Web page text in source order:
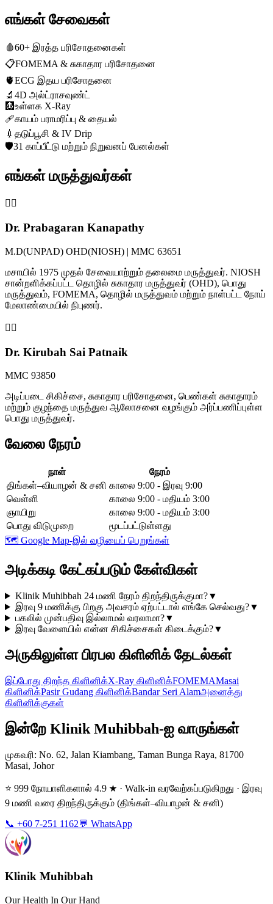
எங்கள் சேவைகள்
🩸60+ இரத்த பரிசோதனைகள்
📋FOMEMA & சுகாதார பரிசோதனை
🫀ECG இதய பரிசோதனை
🔬 4D அல்ட்ராசவுண்ட்
🩻உள்ளக X-Ray
🩹காயம் பராமரிப்பு & தையல்
💉 தடுப்பூசி & IV Drip
🛡️31 காப்பீட்டு மற்றும் நிறுவனப் பேனல்கள்
எங்கள் மருத்துவர்கள்
👨‍⚕️
Dr. Prabagaran Kanapathy
M.D(UNPAD) OHD(NIOSH) | MMC 63651
மசாயில் 1975 முதல் சேவையாற்றும் தலைமை மருத்துவர். NIOSH
சான்றளிக்கப்பட்ட தொழில் சுகாதார மருத்துவர் (OHD), பொது
மருத்துவம், FOMEMA, தொழில் மருத்துவம் மற்றும் நாள்பட்ட நோய்
மேலாண்மையில் நிபுணர்.
👩‍⚕️
Dr. Kirubah Sai Patnaik
MMC 93850
அடிப்படை சிகிச்சை, சுகாதார பரிசோதனை, பெண்கள் சுகாதாரம்
மற்றும் குழந்தை மருத்துவ ஆலோசனை வழங்கும் அர்ப்பணிப்புள்ள
பொது மருத்துவர்.
வேலை நேரம்
நாள்
நேரம்
திங்கள்–வியாழன் & சனி காலை 9:00 - இரவு 9:00
வெள்ளி
காலை 9:00 - மதியம் 3:00
ஞாயிறு
காலை 9:00 - மதியம் 3:00
பொது விடுமுறை
மூடப்பட்டுள்ளது
🗺️ Google Map-இல் வழியைப் பெறுங்கள்
அடிக்கடி கேட்கப்படும் கேள்விகள்
Klinik Muhibbah 24 மணி நேரம் திறந்திருக்குமா?▼
இரவு 9 மணிக்கு பிறகு அவசரம் ஏற்பட்டால் எங்கே செல்வது?▼
பகலில் முன்பதிவு இல்லாமல் வரலாமா?▼
இரவு வேளையில் என்ன சிகிச்சைகள் கிடைக்கும்?▼
அருகிலுள்ள பிரபல கிளினிக் தேடல்கள்
இப்போது திறந்த கிளினிக்X-Ray கிளினிக்FOMEMAMasai
கிளினிக்Pasir Gudang கிளினிக்Bandar Seri Alamஅனைத்து
கிளினிக்குகள்
இன்றே Klinik Muhibbah-ஐ வாருங்கள்
முகவரி: No. 62, Jalan Kiambang, Taman Bunga Raya, 81700
Masai, Johor
⭐ 999 நோயாளிகளால் 4.9 ★ · Walk-in வரவேற்கப்படுகிறது · இரவு
9 மணி வரை திறந்திருக்கும் (திங்கள்–வியாழன் & சனி)
📞 +60 7-251 1162💬 WhatsApp
Klinik Muhibbah
Our Health In Our Hand